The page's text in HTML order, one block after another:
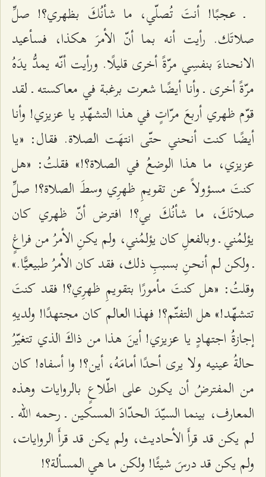
ـ عجبًا! أنتَ تُصلّي، ما شأنُكَ بظهري؟! صلِّ
صلاتَك. رأيت أنه بما أنّ الأمرَ هكذا، فسأعيد
الانحناءَ بنفسِي مرّةً أخرى قليلًا. ورأيت أنّه يمدُّ يدَهُ
مرّةً أخرى ـ وأنا أيضًا شعرت برغبة في معاكسته ـ لقد
قوّم ظهري أربعَ مرّاتٍ في هذا التشهّدِ يا عزيزي! وأنا
أيضًا كنت أنحني حتّى انتهَت الصلاة. فقال: «يا
عزيزي، ما هذا الوضعُ في الصلاة؟!» فقلتُ: «هل
كنتَ مسؤولاً عن تقويمِ ظهرِي وسطَ الصلاة؟! صلِّ
صلاتَكَ، ما شأنُكَ بي؟! افترض أنّ ظهري كان
يؤلمُني ـ وبالفعلِ كان يؤلمُني، ولم يكنِ الأمرُ من فراغٍ
ـ ولكن لم أنحنِ بسببِ ذلك، فقد كان الأمرُ طبيعيًّا.»
وقلتُ: «هل كنتَ مأمورًا بتقويمِ ظهرِي؟! فقد كنتَ
تتشهّد!» هل التفتّم؟! فهذا العالم كان مجتهدًا! ولديهِ
إجازةُ اجتهادٍ يا عزيزي! أينَ هذا من ذاكَ الذي تتغيّرُ
حالةُ عينيه ولا يرى أحدًا أمامَهُ، أين؟! وا أسفاه! كان
من المفترضُ أن يكون على اطّلاعٍ بالروايات وهذه
المعارف، بينما السيّدَ الحدّادَ المسكين ـ رحمه الله ـ
لم يكن قد قرأَ الأحاديث، ولم يكن قد قرأَ الروايات،
ولم يكن قد درسَ شيئًا! ولكن ما هي المسألة؟!